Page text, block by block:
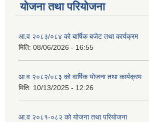
योजना तथा परियोजना
आ.व २०८३/०८४ को बार्षिक बजेट तथा कार्यक्रम
मिति: 08/06/2026 - 16:55
आ.व २०८२/०८३ को वार्षिक योजना तथा कार्यक्रम
मिति: 10/13/2025 - 12:26
आ.व २०८१-०८२ को योजना तथा परियोजना